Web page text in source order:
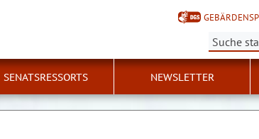
Suche:
SENATSRESSORTS NEWSLETTER